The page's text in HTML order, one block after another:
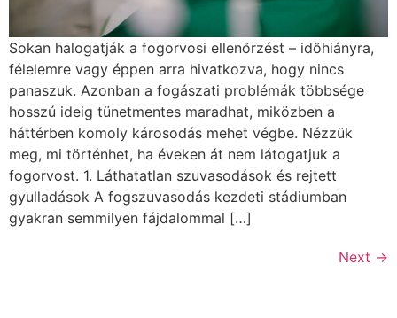
Sokan halogatják a fogorvosi ellenőrzést – időhiányra,
félelemre vagy éppen arra hivatkozva, hogy nincs
panaszuk. Azonban a fogászati problémák többsége
hosszú ideig tünetmentes maradhat, miközben a
háttérben komoly károsodás mehet végbe. Nézzük
meg, mi történhet, ha éveken át nem látogatjuk a
fogorvost. 1. Láthatatlan szuvasodások és rejtett
gyulladások A fogszuvasodás kezdeti stádiumban
gyakran semmilyen fájdalommal […]
Next →